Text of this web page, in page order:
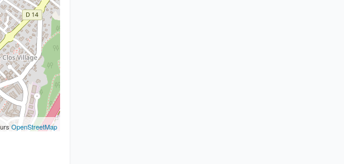
OpenStreetMap